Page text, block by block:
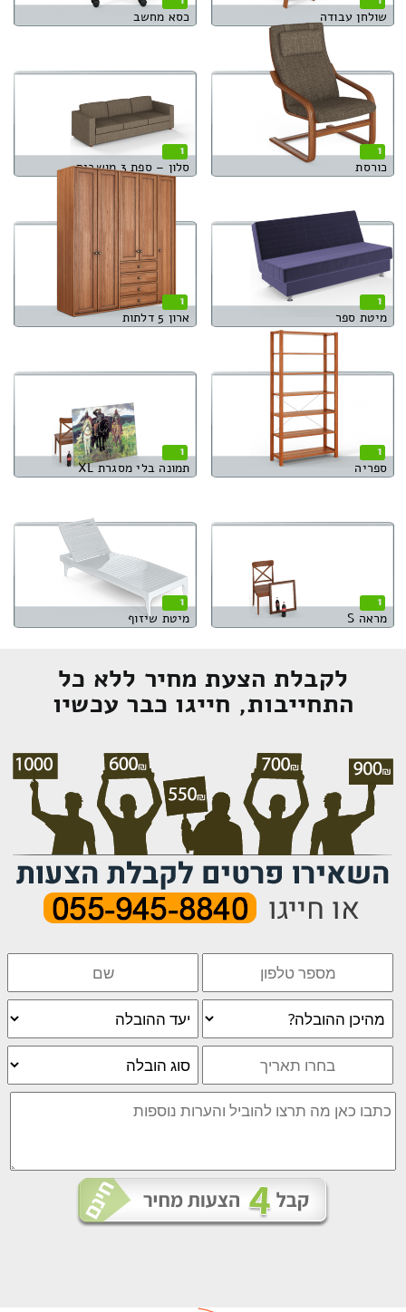
שולחן עבודה כסא מחשב
1
כורסת
1
סלון – ספת 3 מושבים
1
מיטת ספר
1
ארון 5 דלתות
1
ספריה
1
תמונה בלי מסגרת XL
1
מראה S
1
מיטת שיזוף
לקבלת הצעת מחיר ללא כל
התחייבות, חייגו כבר עכשיו